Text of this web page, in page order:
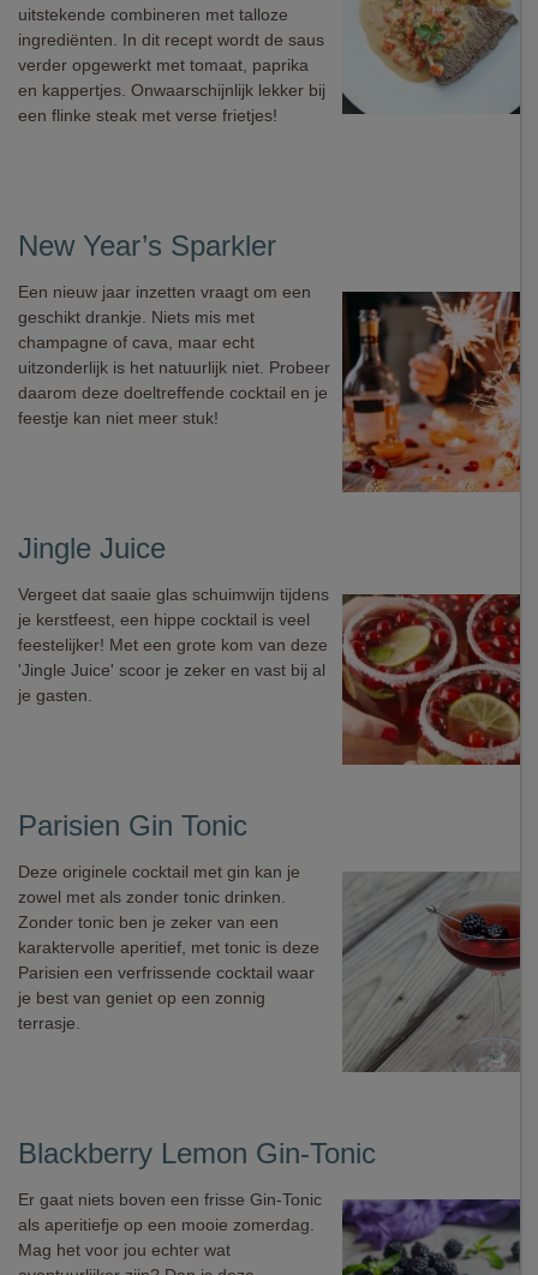
uitstekende combineren met talloze
ingrediënten. In dit recept wordt de saus
verder opgewerkt met tomaat, paprika
en kappertjes. Onwaarschijnlijk lekker bij
een flinke steak met verse frietjes!
New Year’s Sparkler
Een nieuw jaar inzetten vraagt om een
geschikt drankje. Niets mis met
champagne of cava, maar echt
uitzonderlijk is het natuurlijk niet. Probeer
daarom deze doeltreffende cocktail en je
feestje kan niet meer stuk!
Jingle Juice
Vergeet dat saaie glas schuimwijn tijdens
je kerstfeest, een hippe cocktail is veel
feestelijker! Met een grote kom van deze
'Jingle Juice' scoor je zeker en vast bij al
je gasten.
Parisien Gin Tonic
Deze originele cocktail met gin kan je
zowel met als zonder tonic drinken.
Zonder tonic ben je zeker van een
karaktervolle aperitief, met tonic is deze
Parisien een verfrissende cocktail waar
je best van geniet op een zonnig
terrasje.
Blackberry Lemon Gin-Tonic
Er gaat niets boven een frisse Gin-Tonic
als aperitiefje op een mooie zomerdag.
Mag het voor jou echter wat